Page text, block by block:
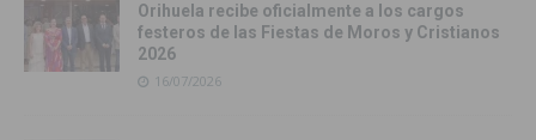
Orihuela recibe oficialmente a los cargos
festeros de las Fiestas de Moros y Cristianos
2026
16/07/2026